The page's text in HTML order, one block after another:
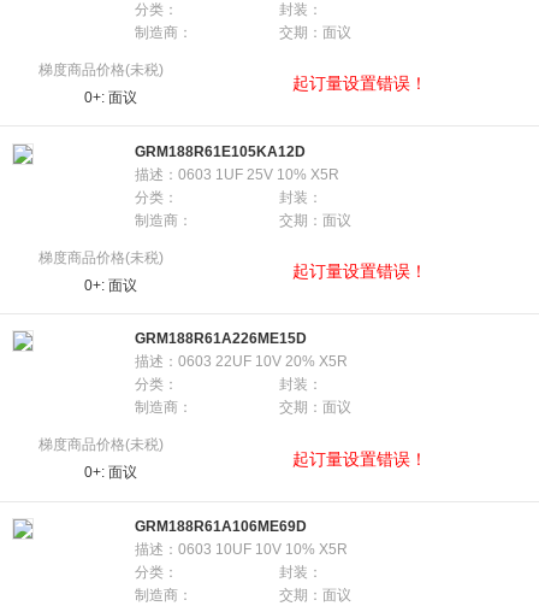
分类：
封装：
制造商：
交期：面议
梯度商品价格(未税)
0+: 面议
起订量设置错误！
GRM188R61E105KA12D
描述：0603 1UF 25V 10% X5R
分类：
封装：
制造商：
交期：面议
梯度商品价格(未税)
0+: 面议
起订量设置错误！
GRM188R61A226ME15D
描述：0603 22UF 10V 20% X5R
分类：
封装：
制造商：
交期：面议
梯度商品价格(未税)
0+: 面议
起订量设置错误！
GRM188R61A106ME69D
描述：0603 10UF 10V 10% X5R
分类：
封装：
制造商：
交期：面议